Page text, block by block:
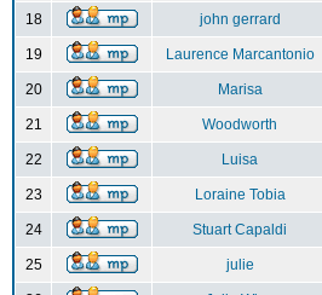
18 john gerrard
19 Laurence Marcantonio
20 Marisa
21 Woodworth
22 Luisa
23 Loraine Tobia
24 Stuart Capaldi
25 julie